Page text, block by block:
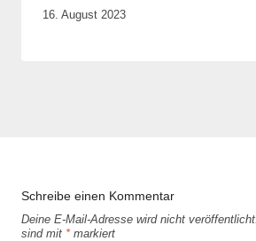
Von
16. August 2023
Schreibe einen Kommentar
Deine E-Mail-Adresse wird nicht veröffentlicht.
sind mit *markiert